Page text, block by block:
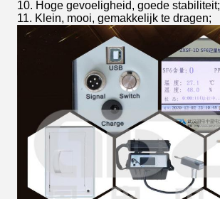
10. Hoge gevoeligheid, goede stabiliteit;
11. Klein, mooi, gemakkelijk te dragen;